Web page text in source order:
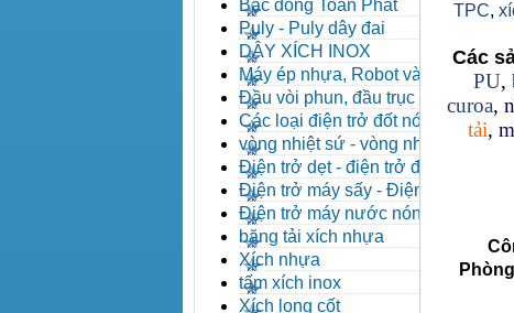
Bạc đồng Toàn Phát
Puly - Puly dây đai
DÂY XÍCH INOX
Máy ép nhựa, Robot và các
thiết bị máy phụ trợ
Đầu vòi phun, đầu trục vít,
kẹp khuôn, cảm biến
Các loại điện trở đốt nóng
vòng nhiệt sứ - vòng nhiệt
inox
Điện trở dẹt - điện trở đúc
nhôm, Halogen
Điện trở máy sấy - Điện trở
que - Điện trở U
Điện trở máy nước nóng -
Máy dầu nóng
băng tải xích nhựa
Xích nhựa
tấm xích inox
Xích long cốt
TPC,
Các
PU,
curoa,
tải,
Phòng